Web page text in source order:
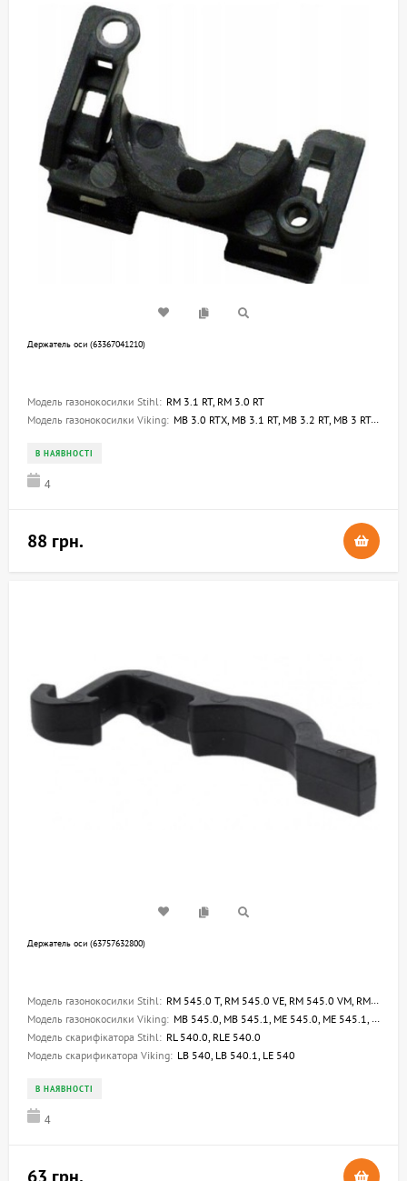
Держатель оси (63367041210)
Модель газонокосилки Stihl: RM 3.1 RT, RM 3.0 RT
Модель газонокосилки Viking: MB 3.0 RTX, MB 3.1 RT, MB 3.2 RT, MB 3 RT, MB 2 RT, MB 2.0 RTX, MB 410, MB 460, MB 415, MB 465, MB 443.0, MB 443.0 C, MB 443.0 T, MB 443.0 X, MB 448.0, MB 448.0 T, MB 448.0 TX, ME 410, ME 443.0, ME 443.0 C, MB 3.0 RX, MB 2.2 RT
В НАЯВНОСТІ
4
88 грн.
Держатель оси (63757632800)
Модель газонокосилки Stihl: RM 545.0 T, RM 545.0 VE, RM 545.0 VM, RM 545.1 T, RM 545.1 VE, RM 545.1 VM, RME 545.0 V, RM 545.0, RM 545.1, RME 545.0, RME 545.0 C
Модель газонокосилки Viking: MB 545.0, MB 545.1, ME 545.0, ME 545.1, MB 545.0 T, MB 545.0 V, MB 545.0 VM, MB 545.0 VE, MB 545.0 VR, MB 545.1 T, MB 545.1 VE, MB 545.1 VM, ME 545.0 V, MB 650.0 VS, MB 650.0 T, MB 650.0 VM, MB 650.0 VE, MB 650.1 V, MB 650.1 VM, MB 655.1 G, MB 655.1 GS,
Модель скарифікатора Stihl: RL 540.0, RLE 540.0
Модель скарификатора Viking: LB 540, LB 540.1, LE 540
В НАЯВНОСТІ
4